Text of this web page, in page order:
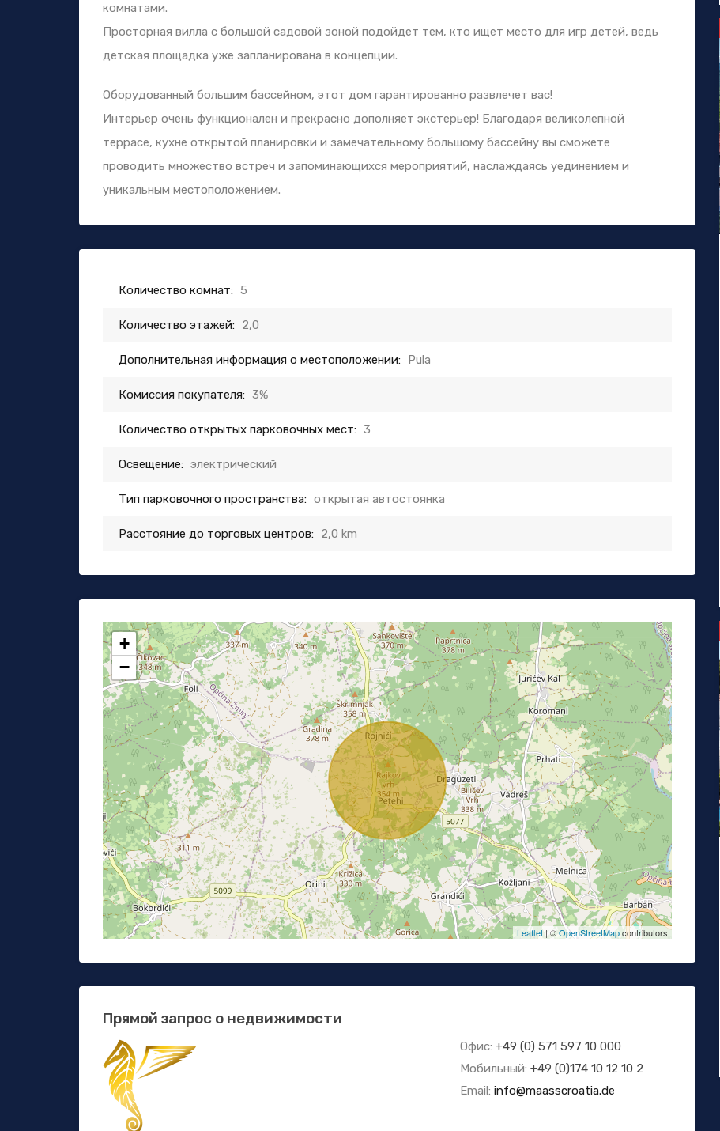
комнатами.
Просторная вилла с большой садовой зоной подойдет тем, кто ищет место для игр детей, ведь
детская площадка уже запланирована в концепции.
Оборудованный большим бассейном, этот дом гарантированно развлечет вас!
Интерьер очень функционален и прекрасно дополняет экстерьер! Благодаря великолепной
террасе, кухне открытой планировки и замечательному большому бассейну вы сможете
проводить множество встреч и запоминающихся мероприятий, наслаждаясь уединением и
уникальным местоположением.
Количество комнат: 5
Количество этажей: 2,0
Дополнительная информация о местоположении: Pula
Комиссия покупателя: 3%
Количество открытых парковочных мест: 3
Освещение: электрический
Тип парковочного пространства: открытая автостоянка
Расстояние до торговых центров: 2,0 km
+
−
Leaflet| ©OpenStreetMapcontributors
Прямой запрос о недвижимости
Офис: +49 (0) 571 597 10 000
Мобильный: +49 (0)174 10 12 10 2
Email: info@maasscroatia.de